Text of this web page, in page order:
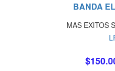
BANDA
MAS EXITOS